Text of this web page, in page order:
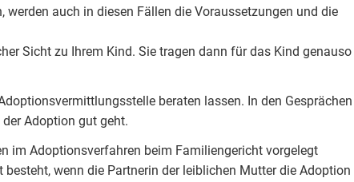
werden auch in diesen Fällen die Voraussetzungen und die
Sicht zu Ihrem Kind. Sie tragen dann für das Kind genauso
beraten lassen. In den Gesprächen
Adoption gut geht.
im Adoptionsverfahren beim Familiengericht vorgelegt
wenn die Partnerin der leiblichen Mutter die Adoption